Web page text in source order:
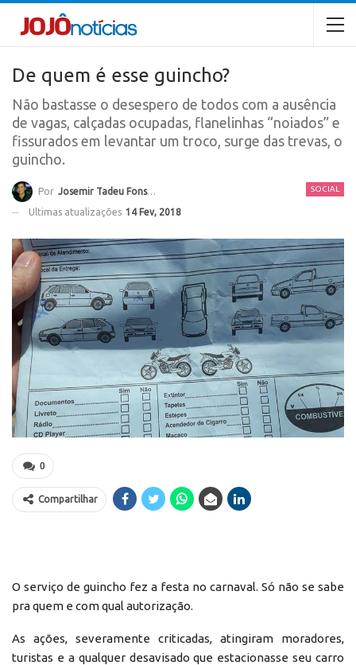
De quem é esse guincho?
Não bastasse o desespero de todos com a ausência
de vagas, calçadas ocupadas, flanelinhas “noiados” e
fissurados em levantar um troco, surge das trevas, o
guincho.
SOCIAL
Por Josemir Tadeu Fonseca
Ultimas atualizações 14 Fev, 2018
0
Compartilhar
O serviço de guincho fez a festa no carnaval. Só não se sabe
pra quem e com qual autorização.
As ações, severamente criticadas, atingiram moradores,
turistas e a qualquer desavisado que estacionasse seu carro